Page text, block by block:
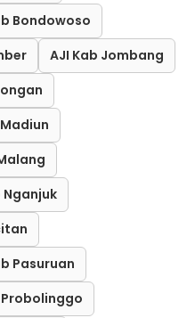
Bondowoso
AJI Kab Jombang
Nganjuk
Pasuruan
Probolinggo